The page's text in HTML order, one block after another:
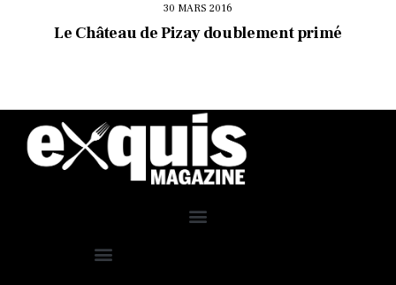
30 MARS 2016
Le Château de Pizay doublement primé